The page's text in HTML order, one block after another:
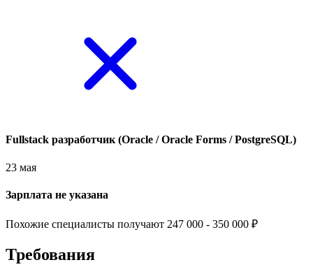
Fullstack разработчик (Oracle / Oracle Forms / PostgreSQL)
23 мая
Зарплата не указана
Похожие специалисты получают 247 000 - 350 000 ₽
Требования